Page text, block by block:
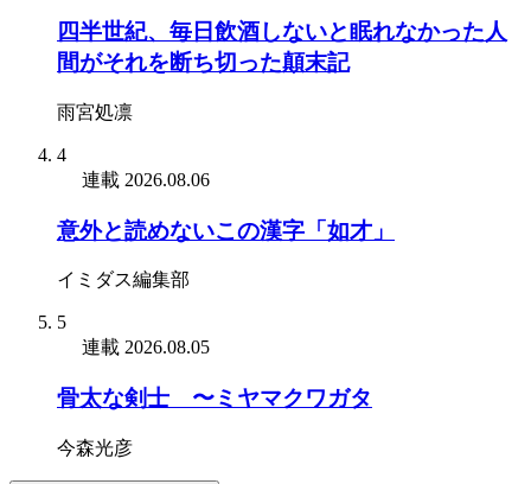
四半世紀、毎日飲酒しないと眠れなかった人
間がそれを断ち切った顛末記
雨宮処凛
4
連載 2026.08.06
意外と読めないこの漢字「如才」
イミダス編集部
5
連載 2026.08.05
骨太な剣士 〜ミヤマクワガタ
今森光彦